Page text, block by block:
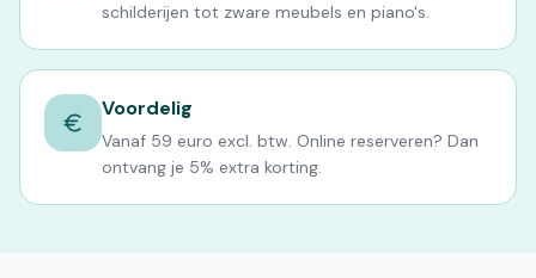
schilderijen tot zware meubels en piano's.
Voordelig
Vanaf 59 euro excl. btw. Online reserveren? Dan
ontvang je 5% extra korting.